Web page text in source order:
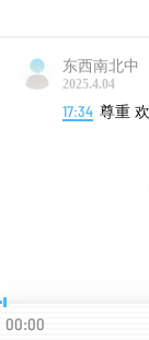
3、如何让学生
引发哪些有趣
感兴趣，欢迎
东西南北中
2025.4.04
17:34 尊重
00:00